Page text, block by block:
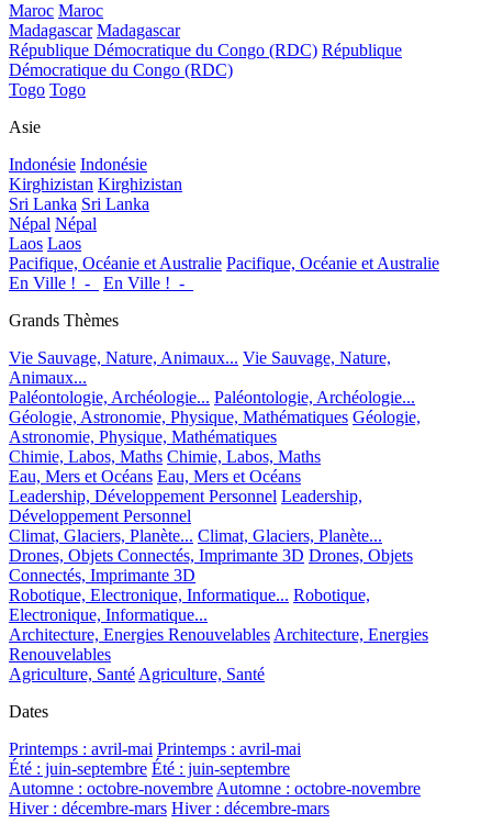
Maroc Maroc
Madagascar Madagascar
République Démocratique du Congo (RDC) République
Démocratique du Congo (RDC)
Togo Togo
Asie
Indonésie Indonésie
Kirghizistan Kirghizistan
Sri Lanka Sri Lanka
Népal Népal
Laos Laos
Pacifique, Océanie et Australie Pacifique, Océanie et Australie
En Ville !_-_
En Ville !_-_
Grands Thèmes
Vie Sauvage, Nature, Animaux... Vie Sauvage, Nature,
Animaux...
Paléontologie, Archéologie... Paléontologie, Archéologie...
Géologie, Astronomie, Physique, Mathématiques Géologie,
Astronomie, Physique, Mathématiques
Chimie, Labos, Maths Chimie, Labos, Maths
Eau, Mers et Océans Eau, Mers et Océans
Leadership, Développement Personnel Leadership,
Développement Personnel
Climat, Glaciers, Planète... Climat, Glaciers, Planète...
Drones, Objets Connectés, Imprimante 3D Drones, Objets
Connectés, Imprimante 3D
Robotique, Electronique, Informatique... Robotique,
Electronique, Informatique...
Architecture, Energies RenouvelablesArchitecture, Energies
Renouvelables
Agriculture, SantéAgriculture, Santé
Dates
Printemps : avril-mai Printemps : avril-mai
Été : juin-septembre Été : juin-septembre
Automne : octobre-novembreAutomne : octobre-novembre
Hiver : décembre-mars Hiver : décembre-mars